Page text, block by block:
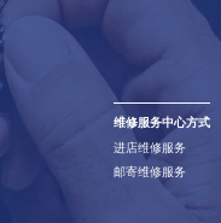
维修服务中心方式
进店维修服务
邮寄维修服务